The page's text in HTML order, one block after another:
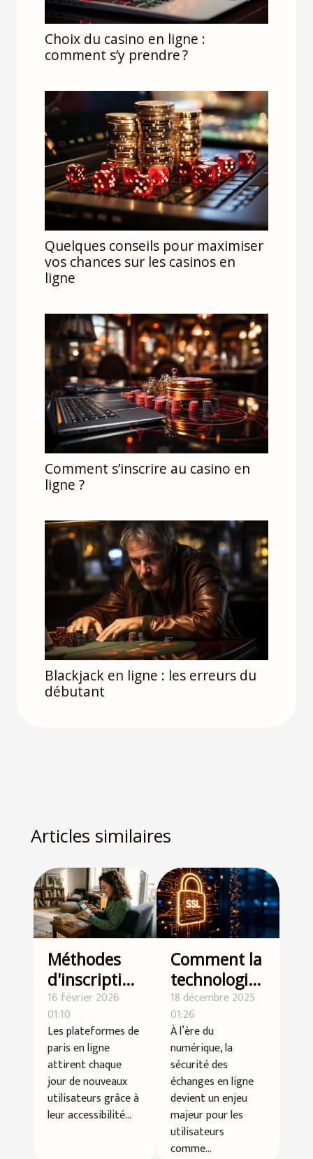
Choix du casino en ligne :
comment s’y prendre ?
Quelques conseils pour maximiser
vos chances sur les casinos en
ligne
Comment s’inscrire au casino en
ligne ?
Blackjack en ligne : les erreurs du
débutant
Articles similaires
Méthodes
d'inscription
rapide pour
les
plateformes
de paris en
ligne
16 février 2026
01:10
Les plateformes de
paris en ligne
attirent chaque
jour de nouveaux
utilisateurs grâce à
leur accessibilité...
Comment la
technologie
SSL
renforce-t-
elle la
sécurité de
vos
transactions
en ligne ?
18 décembre 2025
01:26
À l’ère du
numérique, la
sécurité des
échanges en ligne
devient un enjeu
majeur pour les
utilisateurs
comme...